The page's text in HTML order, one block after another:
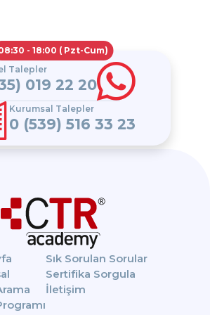
- 18:00 ( Pzt-Cum)
Talepler
019 22 20
Kurumsal Talepler
0 (539) 516 33 23
Sık Sorulan Sorular
Sertifika Sorgula
İletişim